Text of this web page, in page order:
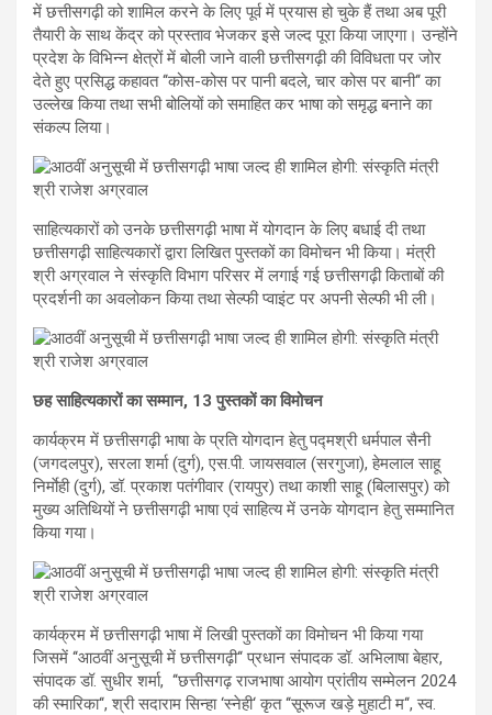
में छत्तीसगढ़ी को शामिल करने के लिए पूर्व में प्रयास हो चुके हैं तथा अब पूरी
तैयारी के साथ केंद्र को प्रस्ताव भेजकर इसे जल्द पूरा किया जाएगा। उन्होंने
प्रदेश के विभिन्न क्षेत्रों में बोली जाने वाली छत्तीसगढ़ी की विविधता पर जोर
देते हुए प्रसिद्ध कहावत ‘‘कोस-कोस पर पानी बदले, चार कोस पर बानी‘‘ का
उल्लेख किया तथा सभी बोलियों को समाहित कर भाषा को समृद्ध बनाने का
संकल्प लिया।
साहित्यकारों को उनके छत्तीसगढ़ी भाषा में योगदान के लिए बधाई दी तथा
छत्तीसगढ़ी साहित्यकारों द्वारा लिखित पुस्तकों का विमोचन भी किया। मंत्री
श्री अग्रवाल ने संस्कृति विभाग परिसर में लगाई गई छत्तीसगढ़ी किताबों की
प्रदर्शनी का अवलोकन किया तथा सेल्फी प्वाइंट पर अपनी सेल्फी भी ली।
छह साहित्यकारों का सम्मान, 13 पुस्तकों का विमोचन
कार्यक्रम में छत्तीसगढ़ी भाषा के प्रति योगदान हेतु पद्मश्री धर्मपाल सैनी
(जगदलपुर), सरला शर्मा (दुर्ग), एस.पी. जायसवाल (सरगुजा), हेमलाल साहू
निर्माेही (दुर्ग), डॉ. प्रकाश पतंगीवार (रायपुर) तथा काशी साहू (बिलासपुर) को
मुख्य अतिथियों ने छत्तीसगढ़ी भाषा एवं साहित्य में उनके योगदान हेतु सम्मानित
किया गया।
कार्यक्रम में छत्तीसगढ़ी भाषा में लिखी पुस्तकों का विमोचन भी किया गया
जिसमें ‘‘आठवीं अनुसूची में छत्तीसगढ़ी‘‘ प्रधान संपादक डॉ. अभिलाषा बेहार,
संपादक डॉ. सुधीर शर्मा, ‘‘छत्तीसगढ़ राजभाषा आयोग प्रांतीय सम्मेलन 2024
की स्मारिका‘‘, श्री सदाराम सिन्हा ‘स्नेही‘ कृत ‘‘सूरूज खड़े मुहाटी म‘‘, स्व.